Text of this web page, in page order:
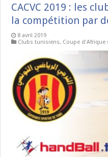
CACVC 2019 : les
la compétition par
8 avril 2019
Clubs tunisiens, Coupe d'Afrique